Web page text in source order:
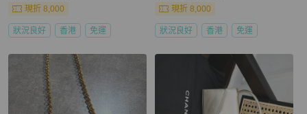
現折 8,000
狀況良好 香港 免運
現折 8,000
狀況良好 香港 免運